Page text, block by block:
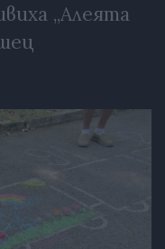
„Алеята